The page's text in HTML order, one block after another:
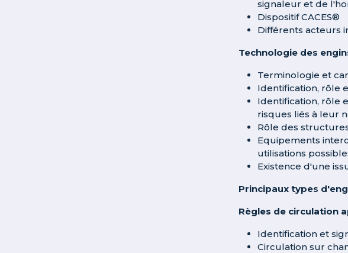
signaleur et de
Dispositif CACES®
Différents acteurs
Technologie des
Terminologie et
Identification, rôle
Identification, rôle
risques liés à leur
Rôle des
Equipements
utilisations
Existence d'une
Principaux types
Règles de circulation
Identification et
Circulation sur